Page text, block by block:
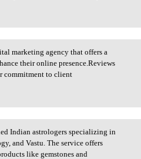
marketing agency that offers a
their online presence.Reviews
commitment to client
Indian astrologers specializing in
and Vastu. The service offers
like gemstones and